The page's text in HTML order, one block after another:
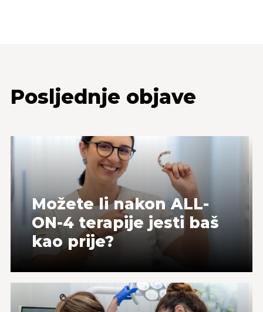
Posljednje objave
Možete li nakon ALL-
ON-4 terapije jesti baš
kao prije?